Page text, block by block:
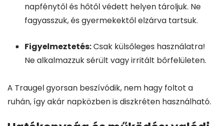
napfénytől és hőtől védett helyen tároljuk. Ne
fagyasszuk, és gyermekektől elzárva tartsuk.
Figyelmeztetés:Csak külsőleges használatra!
Ne alkalmazzuk sérült vagy irritált bőrfelületen.
A Traugel gyorsan beszívódik, nem hagy foltot a
ruhán, így akár napközben is diszkréten használható.